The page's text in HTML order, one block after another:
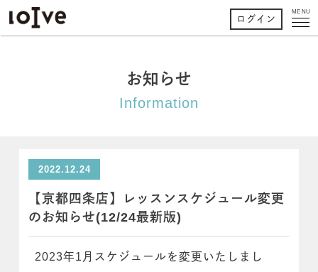
MENU
ログイン
お知らせ
Information
2022.12.24
【京都四条店】レッスンスケジュール変更
のお知らせ(12/24最新版)
2023年1月スケジュールを変更いたしまし